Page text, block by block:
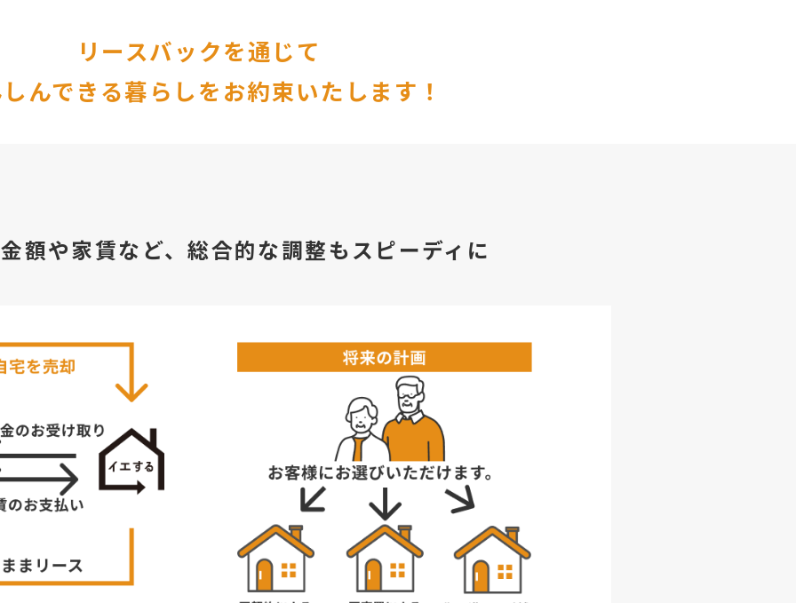
リースバックを通じて
んできる暮らしをお約束いたします！
額や家賃など、総合的な調整もスピーディに